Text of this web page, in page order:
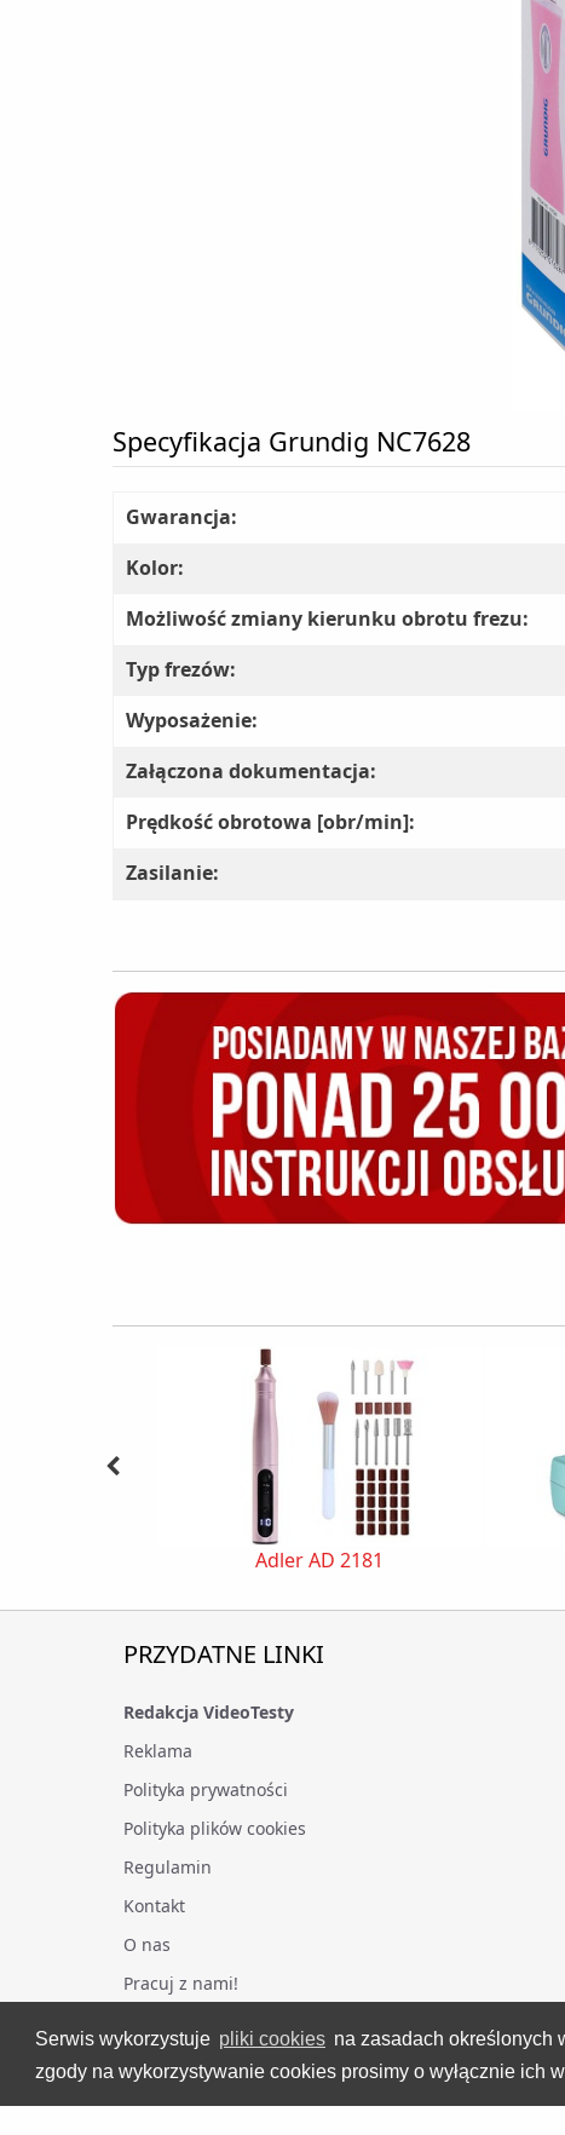
Serwis wykorzystuje pliki cookies na zasadach określonych
zgody na wykorzystywanie cookies prosimy o wyłącznie ich
Specyfikacja Grundig NC7628
Gwarancja:
Kolor:
Możliwość zmiany kierunku obrotu frezu:
Typ frezów:
Wyposażenie:
Załączona dokumentacja:
Prędkość obrotowa [obr/min]:
Zasilanie:
Adler AD 2181
PRZYDATNE LINKI
Redakcja VideoTesty
Reklama
Polityka prywatności
Polityka plików cookies
Regulamin
Kontakt
O nas
Pracuj z nami!